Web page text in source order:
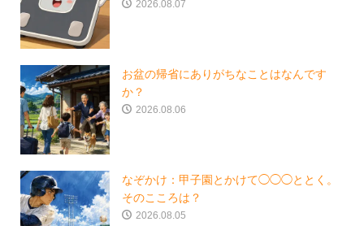
2026.08.07
お盆の帰省にありがちなことはなんです
か？
2026.08.06
なぞかけ：甲子園とかけて◯◯◯ととく。
そのこころは？
2026.08.05